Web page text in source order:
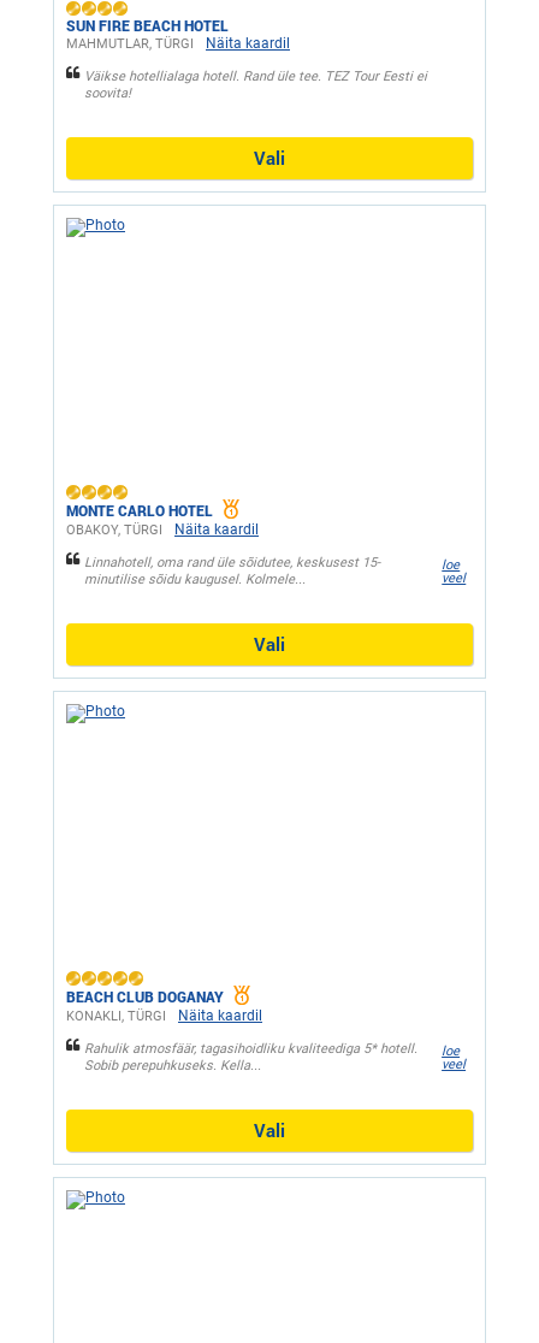
SUN FIRE BEACH HOTEL
MAHMUTLAR, ТÜRGI Näita kaardil
Väikse hotellialaga hotell. Rand üle tee. TEZ Tour Eesti ei
soovita!
Vali
MONTE CARLO HOTEL
OBAKOY, ТÜRGI Näita kaardil
Linnahotell, oma rand üle sõidutee, keskusest 15-
minutilise sõidu kaugusel. Kolmele...
loe
veel
Vali
BEACH CLUB DOGANAY
KONAKLI, ТÜRGI Näita kaardil
Rahulik atmosfäär, tagasihoidliku kvaliteediga 5* hotell.
Sobib perepuhkuseks. Kella...
loe
veel
Vali